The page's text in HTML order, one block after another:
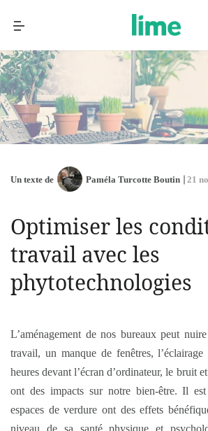
Un texte de Paméla Turcotte Boutin 21
Optimiser les
travail avec les
phytotechnologies
L’aménagement de nos bureaux peut
travail, un manque de fenêtres,
heures devant l’écran d’ordinateur, le bruit
ont des impacts sur notre bien-être. Il
espaces de verdure ont des effets
niveau de sa santé physique et